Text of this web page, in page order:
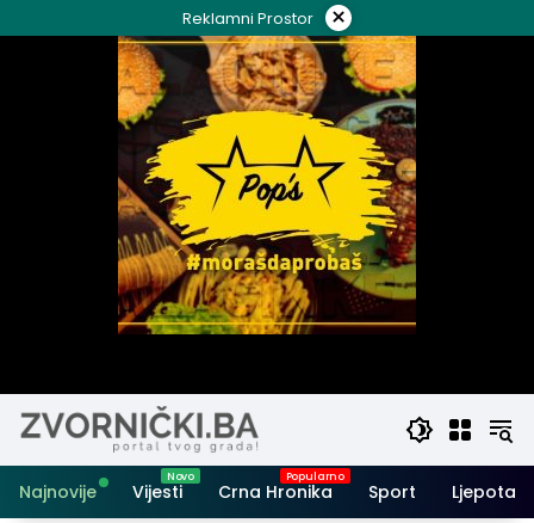
to
Reklamni Prostor ×
Najnovije Vijesti Crna Hronika Sport Ljepota i